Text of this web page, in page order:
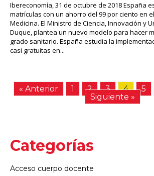
Ibereconomía, 31 de octubre de 2018 España
matrículas con un ahorro del 99 por ciento en
Medicina. El Ministro de Ciencia, Innovación y
Duque, plantea un nuevo modelo para hacer
grado sanitario. España estudia la
casi gratuitas en...
« Anterior 1 2 3 4 5
Siguiente »
Categorías
Acceso cuerpo docente